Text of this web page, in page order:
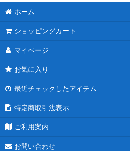
ホーム
ショッピングカート
マイページ
お気に入り
最近チェックしたアイテム
特定商取引法表示
ご利用案内
お問い合わせ